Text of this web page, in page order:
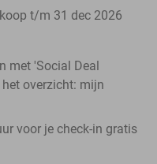
t/m 31 dec 2026
met 'Social Deal
overzicht: mijn
voor je check-in gratis